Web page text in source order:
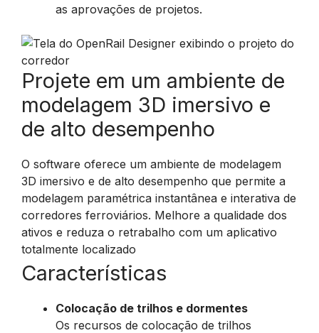
as aprovações de projetos.
Projete em um ambiente de
modelagem 3D imersivo e
de alto desempenho
O software oferece um ambiente de modelagem
3D imersivo e de alto desempenho que permite a
modelagem paramétrica instantânea e interativa de
corredores ferroviários. Melhore a qualidade dos
ativos e reduza o retrabalho com um aplicativo
totalmente localizado
Características
Colocação de trilhos e dormentes
Os recursos de colocação de trilhos